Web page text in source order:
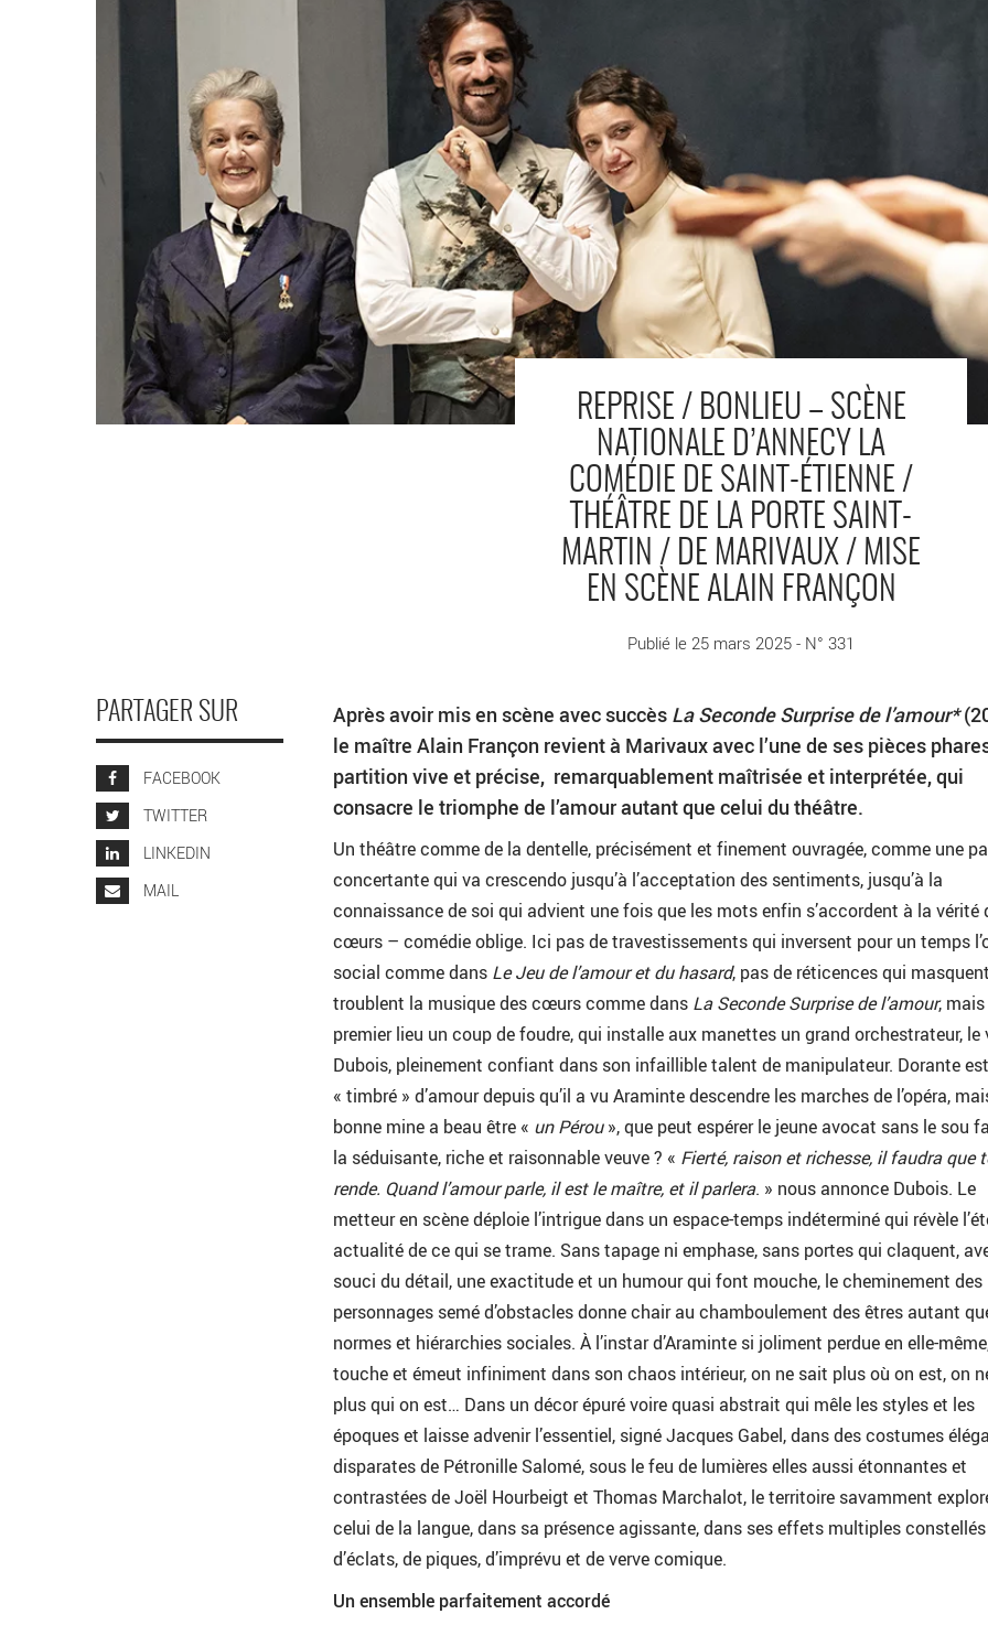
REPRISE / BONLIEU – SCÈNE
NATIONALE D’ANNECY LA
COMÉDIE DE SAINT-ÉTIENNE /
THÉÂTRE DE LA PORTE SAINT-
MARTIN / DE MARIVAUX / MISE
EN SCÈNE ALAIN FRANÇON
Publié le 25 mars 2025 - N° 331
PARTAGER SUR
FACEBOOK
TWITTER
LINKEDIN
MAIL
Après avoir mis en scène avec succès La Seconde Surprise de l’amour*
le maître Alain Françon revient à Marivaux avec l’une de ses pièces
partition vive et précise, remarquablement maîtrisée et interprétée, qui
consacre le triomphe de l’amour autant que celui du théâtre.
Un théâtre comme de la dentelle, précisément et finement ouvragée, comme une
concertante qui va crescendo jusqu’à l’acceptation des sentiments, jusqu’à la
connaissance de soi qui advient une fois que les mots enfin s’accordent à la vérité
cœurs – comédie oblige. Ici pas de travestissements qui inversent pour un temps
social comme dans Le Jeu de l’amour et du hasard, pas de réticences qui
troublent la musique des cœurs comme dans La Seconde Surprise de l’amour,
premier lieu un coup de foudre, qui installe aux manettes un grand orchestrateur, le
Dubois, pleinement confiant dans son infaillible talent de manipulateur. Dorante est
« timbré » d’amour depuis qu’il a vu Araminte descendre les marches de l’opéra,
bonne mine a beau être « un Pérou», que peut espérer le jeune avocat sans le sou
la séduisante, riche et raisonnable veuve ? « Fierté, raison et richesse, il faudra que
rende. Quand l’amour parle, il est le maître, et il parlera. » nous annonce Dubois. Le
metteur en scène déploie l’intrigue dans un espace-temps indéterminé qui révèle
actualité de ce qui se trame. Sans tapage ni emphase, sans portes qui claquent,
souci du détail, une exactitude et un humour qui font mouche, le cheminement des
personnages semé d’obstacles donne chair au chamboulement des êtres autant
normes et hiérarchies sociales. À l’instar d’Araminte si joliment perdue en elle-
touche et émeut infiniment dans son chaos intérieur, on ne sait plus où on est, on
plus qui on est… Dans un décor épuré voire quasi abstrait qui mêle les styles et les
époques et laisse advenir l’essentiel, signé Jacques Gabel, dans des costumes
disparates de Pétronille Salomé, sous le feu de lumières elles aussi étonnantes et
contrastées de Joël Hourbeigt et Thomas Marchalot, le territoire savamment
celui de la langue, dans sa présence agissante, dans ses effets multiples constellés
d’éclats, de piques, d’imprévu et de verve comique.
Un ensemble parfaitement accordé